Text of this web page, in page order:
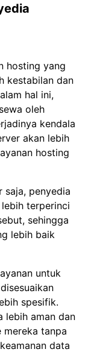
hosting yang
kestabilan dan
hal ini,
oleh
kendala
akan lebih
hosting
saja, penyedia
terperinci
sehingga
lebih baik
untuk
spesifik.
lebih aman dan
tanpa
data